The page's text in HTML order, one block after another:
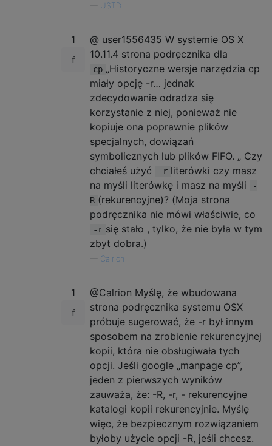
USTD
1
@ user1556435 W systemie OS X
10.11.4 strona podręcznika dla
cp „Historyczne wersje narzędzia cp
miały opcję -r… jednak
zdecydowanie odradza się
korzystanie z niej, ponieważ nie
kopiuje ona poprawnie plików
specjalnych, dowiązań
symbolicznych lub plików FIFO. „ Czy
chciałeś użyć
-r literówki czy masz
na myśli literówkę i masz na myśli
-
R (rekurencyjne)? (Moja strona
podręcznika nie mówi właściwie, co
-r się stało , tylko, że nie była w tym
zbyt dobra.)
Calrion
1
@Calrion Myślę, że wbudowana
strona podręcznika systemu OSX
próbuje sugerować, że -r był innym
sposobem na zrobienie rekurencyjnej
kopii, która nie obsługiwała tych
opcji. Jeśli google „manpage cp”,
jeden z pierwszych wyników
zauważa, że: -R, -r, - rekurencyjne
katalogi kopii rekurencyjnie. Myślę
więc, że bezpiecznym rozwiązaniem
byłoby użycie opcji -R, jeśli chcesz.